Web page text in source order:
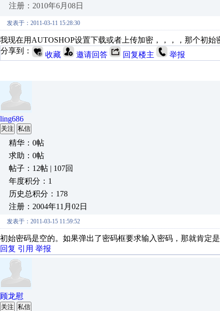
注册：2010年6月08日
发表于：2011-03-11 15:28:30
我现在用AUTOSHOP设置下载或者上传加密，，，，那个初始
分享到：
收藏 邀请回答 回复楼主 举报
ling686
关注 私信
精华：0帖
求助：0帖
帖子：12帖 | 107回
年度积分：1
历史总积分：178
注册：2004年11月02日
发表于：2011-03-15 11:59:52
初始密码是空的。如果弹出了密码框要求输入密码，那就肯定
回复 引用 举报
顾龙慰
关注 私信